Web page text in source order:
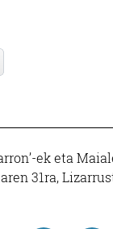
ek eta
31ra,